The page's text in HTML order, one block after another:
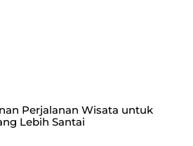
Perjalanan Wisata untuk
Lebih Santai